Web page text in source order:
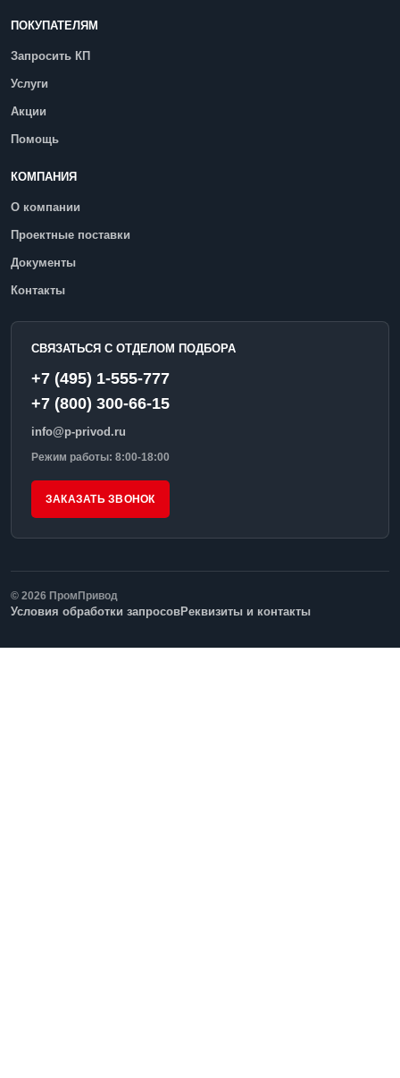
ПОКУПАТЕЛЯМ
Запросить КП
Услуги
Акции
Помощь
КОМПАНИЯ
О компании
Проектные поставки
Документы
Контакты
СВЯЗАТЬСЯ С ОТДЕЛОМ ПОДБОРА
+7 (495) 1-555-777
+7 (800) 300-66-15
info@p-privod.ru
Режим работы: 8:00-18:00
ЗАКАЗАТЬ ЗВОНОК
© 2026 ПромПривод
Условия обработки запросовРеквизиты и контакты